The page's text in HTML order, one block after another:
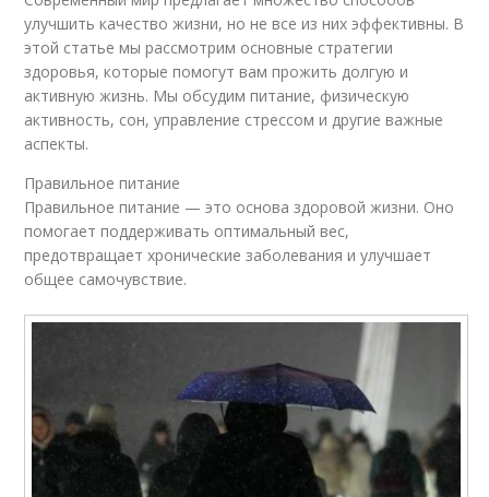
улучшить качество жизни, но не все из них эффективны. В
этой статье мы рассмотрим основные стратегии
здоровья, которые помогут вам прожить долгую и
активную жизнь. Мы обсудим питание, физическую
активность, сон, управление стрессом и другие важные
аспекты.
Правильное питание
Правильное питание — это основа здоровой жизни. Оно
помогает поддерживать оптимальный вес,
предотвращает хронические заболевания и улучшает
общее самочувствие.